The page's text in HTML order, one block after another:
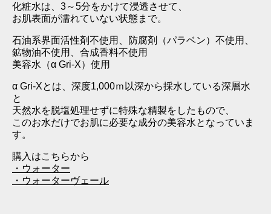
化粧水は、3～5分をかけて浸透させて、
お肌表面が濡れていない状態まで。
石油系界面活性剤不使用、防腐剤（パラベン）不使用、
鉱物油不使用、合成香料不使用
美容水（α Gri‐X）使用
α Gri‐Xとは、深度1,000ｍ以深から採水している深層水
と
天然水を脱塩処理せずに特殊な精製をしたもので、
このお水だけでお肌に必要な成分の美容水となっていま
す。
購入はこちらから
・ウォーター
・ウォーターヴェール